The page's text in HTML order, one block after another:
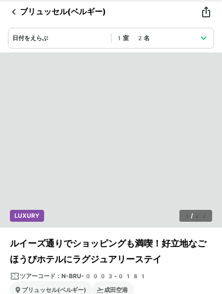
ブリュッセル(ベルギー)
日付をえらぶ 1室 2名
1 / 27
LUXURY
ルイーズ通りでショッピングも満喫！好立地なご
ほうびホテルにラグジュアリーステイ
ツアーコード： N-BRU-0003-0181
ブリュッセル(ベルギー)
成田空港